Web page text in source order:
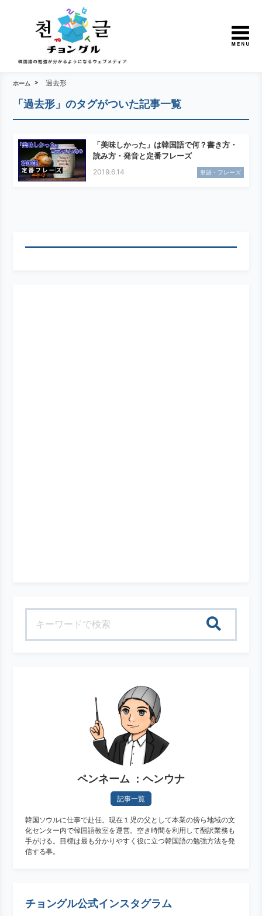
ホーム 過去形
「過去形」のタグがついた記事一覧
「美味しかった」は韓国語で何？書き方・
読み方・発音と定番フレーズ
2019.6.14 単語・フレーズ
ペンネーム ：ヘンウナ
記事一覧
韓国ソウルに仕事で赴任。現在１児の父として本業の傍ら地域の文
化センター内で韓国語教室を運営。空き時間を利用して翻訳業務も
手がける。目標は最も分かりやすく役に立つ韓国語の勉強方法を発
信する事。
チョングル公式インスタグラム